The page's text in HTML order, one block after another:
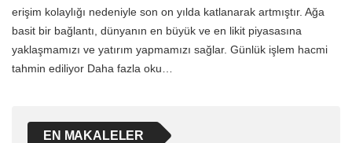
erişim kolaylığı nedeniyle son on yılda katlanarak artmıştır. Ağa
basit bir bağlantı, dünyanın en büyük ve en likit piyasasına
yaklaşmamızı ve yatırım yapmamızı sağlar. Günlük işlem hacmi
tahmin ediliyor Daha fazla oku…
EN MAKALELER